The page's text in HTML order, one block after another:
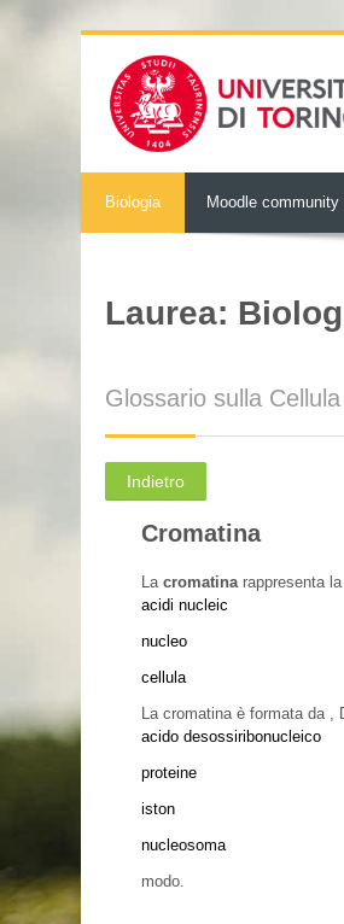
Biologia Moodle community
Laurea:
Glossario sulla Cellula
Indietro
Cromatina
Lacromatinarappresenta
acidi nucleic
nucleo
cellula
La cromatina è formata da
acido desossiribonucleico
,
proteine
iston
nucleosoma
modo.